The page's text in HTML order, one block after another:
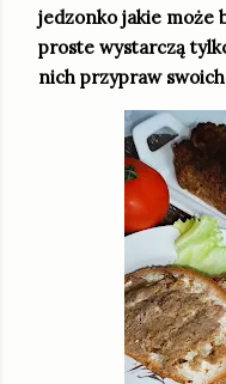
jedzonko jakie może
proste wystarczą
nich przypraw